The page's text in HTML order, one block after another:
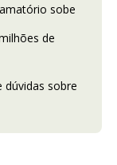
sobe
de
dúvidas sobre